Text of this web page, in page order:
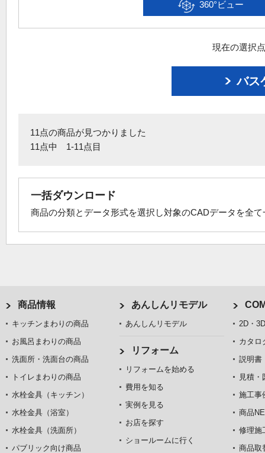
360°ビュー
現在の選択
バス
11点の商品が見つかりました
11点中 1-11点目
一括ダウンロード
商品の分類とデータ形式を選択し対象のCADデータを全
商品情報
キッチンまわりの商品
お風呂まわりの商品
洗面所・洗面台の商品
トイレまわりの商品
水栓金具（キッチン）
水栓金具（浴室）
水栓金具（洗面所）
パブリック向け商品
あんしんリモデル
あんしんリモデル
リフォーム
リフォームを始める
費用を知る
実例を見る
お店を探す
ショールームに行く
2D・
カタロ
説明書
見積・
施工事
商品
修理施
商品取